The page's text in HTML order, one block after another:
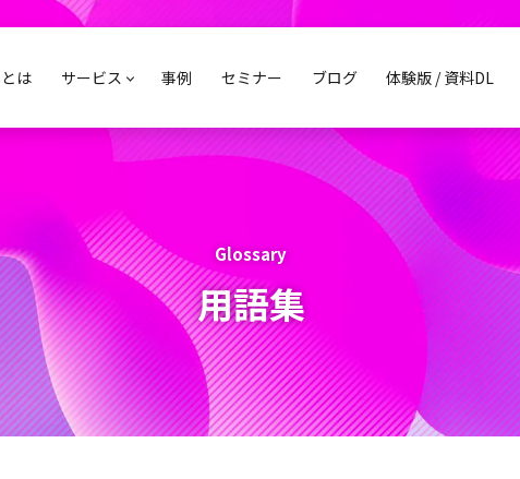
は サービス 事例 セミナー ブログ 体験版 / 資料DL
Glossary
用語集